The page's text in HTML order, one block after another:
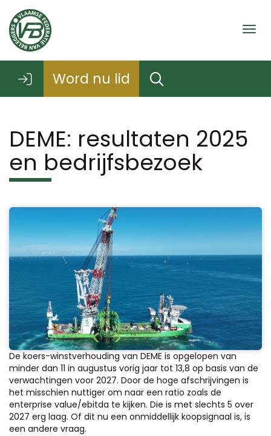
Word nu lid
DEME: resultaten 2025
en bedrijfsbezoek
De koers-winstverhouding van DEME is opgelopen van
minder dan 11 in augustus vorig jaar tot 13,8 op basis van de
verwachtingen voor 2027. Door de hoge afschrijvingen is
het misschien nuttiger om naar een ratio zoals de
enterprise value/ebitda te kijken. Die is met slechts 5 over
2027 erg laag. Of dit nu een onmiddellijk koopsignaal is, is
een andere vraag.